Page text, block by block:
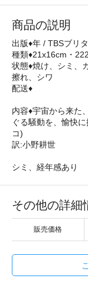
商品の説明
出版♦年 / TBSブリ
種類♦21x16cm・
状態♦焼け、シミ、
擦れ、シワ
配送♦
内容♦宇宙から来た
ぐる騒動を、愉快
コ)
訳:小野耕世
シミ、経年感あり
その他の詳細
販売価格